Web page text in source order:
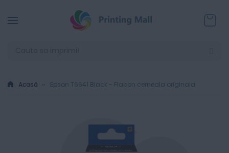
Acasă Epson T6641 Black - Flacon cerneala originala